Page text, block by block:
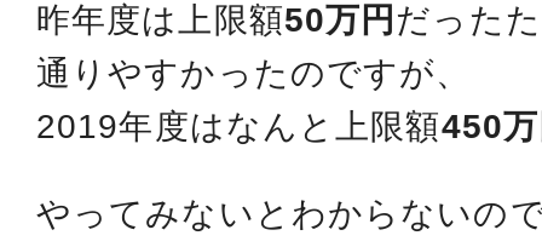
昨年度は上限額50万円 だった
通りやすかったのですが、
2019年度はなんと上限額450
やってみないとわからないの